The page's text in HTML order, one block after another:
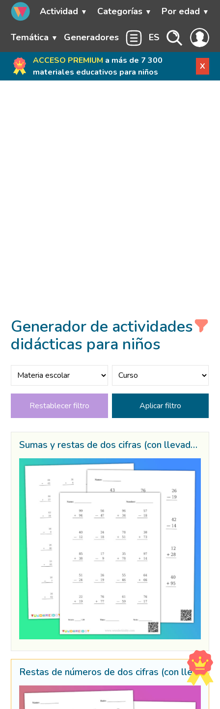
Actividad Categorías Por edad
Temática Generadores ES
ACCESO PREMIUM a más de 7 300
materiales educativos para niños
X
Generador de actividades
didácticas para niños
Restablecer filtro
Sumas y restas de dos cifras (con llevadas)
Restas de números de dos cifras (con llevadas)